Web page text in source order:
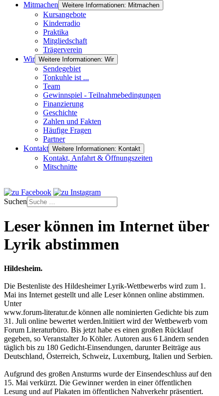
Mitmachen Weitere Informationen: Mitmachen
Kursangebote
Kinderradio
Praktika
Mitgliedschaft
Trägerverein
Wir Weitere Informationen: Wir
Sendegebiet
Tonkuhle ist ...
Team
Gewinnspiel - Teilnahmebedingungen
Finanzierung
Geschichte
Zahlen und Fakten
Häufige Fragen
Partner
Kontakt Weitere Informationen: Kontakt
Kontakt, Anfahrt & Öffnungszeiten
Mitschnitte
Suchen
Leser können im Internet über
Lyrik abstimmen
Hildesheim.
Die Bestenliste des Hildesheimer Lyrik-Wettbewerbs wird zum 1.
Mai ins Internet gestellt und alle Leser können online abstimmen.
Unter
www.forum-literatur.de können alle nominierten Gedichte bis zum
31. Juli online bewertet werden.Initiiert wird der Wettbewerb vom
Forum Literaturbüro. Bis jetzt habe es einen großen Rücklauf
gegeben, so Veranstalter Jo Köhler. Autoren aus 6 Ländern senden
täglich bis zu 180 Gedicht-Einsendungen, darunter Beiträge aus
Deutschland, Österreich, Schweiz, Luxemburg, Italien und Serbien.
Aufgrund des großen Ansturms wurde der Einsendeschluss auf den
15. Mai verkürzt. Die Gewinner werden in einer öffentlichen
Lesung und auf Plakaten im öffentlichen Nahverkehr präsentiert.